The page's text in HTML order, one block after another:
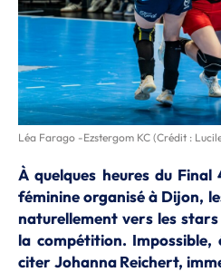
Léa Farago -Ezstergom KC (Crédit :
À quelques heures du Final
féminine organisé à Dijon,
naturellement vers les
la compétition. Impossible,
citer Johanna Reichert,